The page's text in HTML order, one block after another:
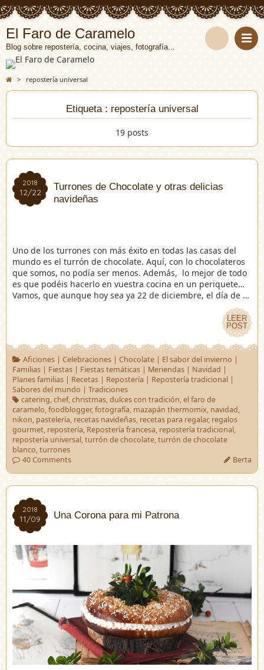
El Faro de Caramelo
Blog sobre repostería, cocina, viajes, fotografía...
> repostería universal
Etiqueta : repostería universal
19 posts
2018
12/22
2018
12/22
Turrones de Chocolate y otras delicias
navideñas
Uno de los turrones con más éxito en todas las casas del
mundo es el turrón de chocolate. Aquí, con lo chocolateros
que somos, no podía ser menos. Además, lo mejor de todo
es que podéis hacerlo en vuestra cocina en un periquete…
Vamos, que aunque hoy sea ya 22 de diciembre, el día de …
LEER
POST
LEER
POST
Aficiones| Celebraciones| Chocolate| El sabor del invierno |
Familias | Fiestas | Fiestas temáticas | Meriendas | Navidad |
Planes familias | Recetas | Repostería | Repostería tradicional |
Sabores del mundo | Tradiciones
catering,chef,christmas,dulces con tradición,el faro de
caramelo,foodblogger,fotografía, mazapán thermomix, navidad,
nikon, pastelería, recetas navideñas, recetas para regalar, regalos
gourmet, repostería, Repostería francesa, repostería tradicional,
repostería universal,turrón de chocolate,turrón de chocolate
blanco,turrones
40 Comments
Berta
2018
11/09
2018
11/09 Una Corona para mi Patrona